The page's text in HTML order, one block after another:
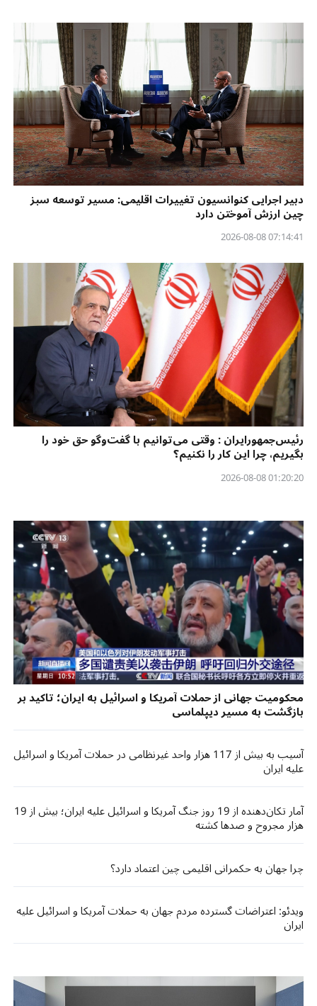
دبیر اجرایی کنوانسیون تغییرات اقلیمی: مسیر توسعه سبز
چین ارزش آموختن دارد
07:14:41 2026-08-08
رئیس‌جمهورایران : وقتی می‌توانیم با گفت‌وگو حق خود را
بگیریم، چرا این کار را نکنیم؟
01:20:20 2026-08-08
محکومیت جهانی از حملات آمریکا و اسرائیل به ایران؛ تاکید بر
بازگشت به مسیر دیپلماسی
آسیب به بیش از 117 هزار واحد غیرنظامی در حملات آمریکا و اسرائیل
علیه ایران
آمار تکان‌دهنده از 19 روز جنگ آمریکا و اسرائیل علیه ایران؛ بیش از 19
هزار مجروح و صدها کشته
چرا جهان به حکمرانی اقلیمی چین اعتماد دارد؟
ویدئو: اعتراضات گسترده مردم جهان به حملات آمریکا و اسرائیل علیه
ایران